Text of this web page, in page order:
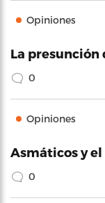
Opiniones
La presunción
0
Opiniones
Asmáticos y
0